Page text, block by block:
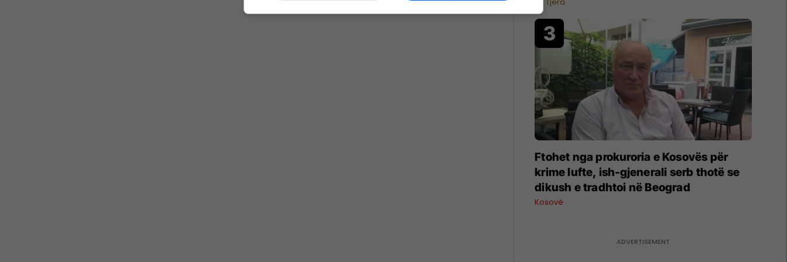
qumështit
Ftohet nga prokuroria e Kosovës për
krime lufte, ish-gjenerali serb thotë se
dikush e tradhtoi në Beograd
Kosovë